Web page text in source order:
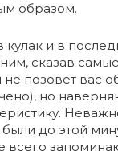
образом.
и в
сказав
позовет вас
но
до этой
всего